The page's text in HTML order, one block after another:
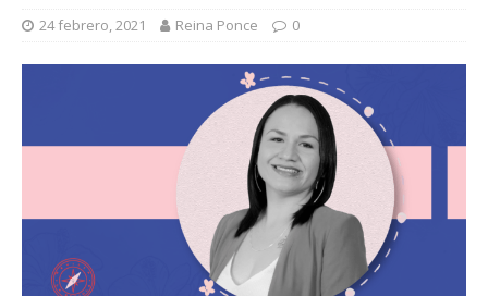
24 febrero, 2021 Reina Ponce 0